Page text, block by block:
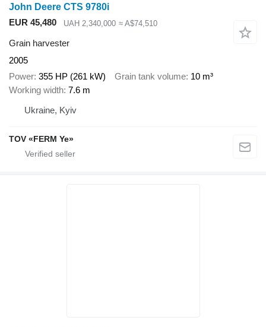
John Deere CTS 9780i
EUR 45,480
UAH 2,340,000 ≈ A$74,510
Grain harvester
2005
Power 355 HP (261 kW) Grain tank volume 10 m³
Working width 7.6 m
Ukraine, Kyiv
TOV «FERM Ye»